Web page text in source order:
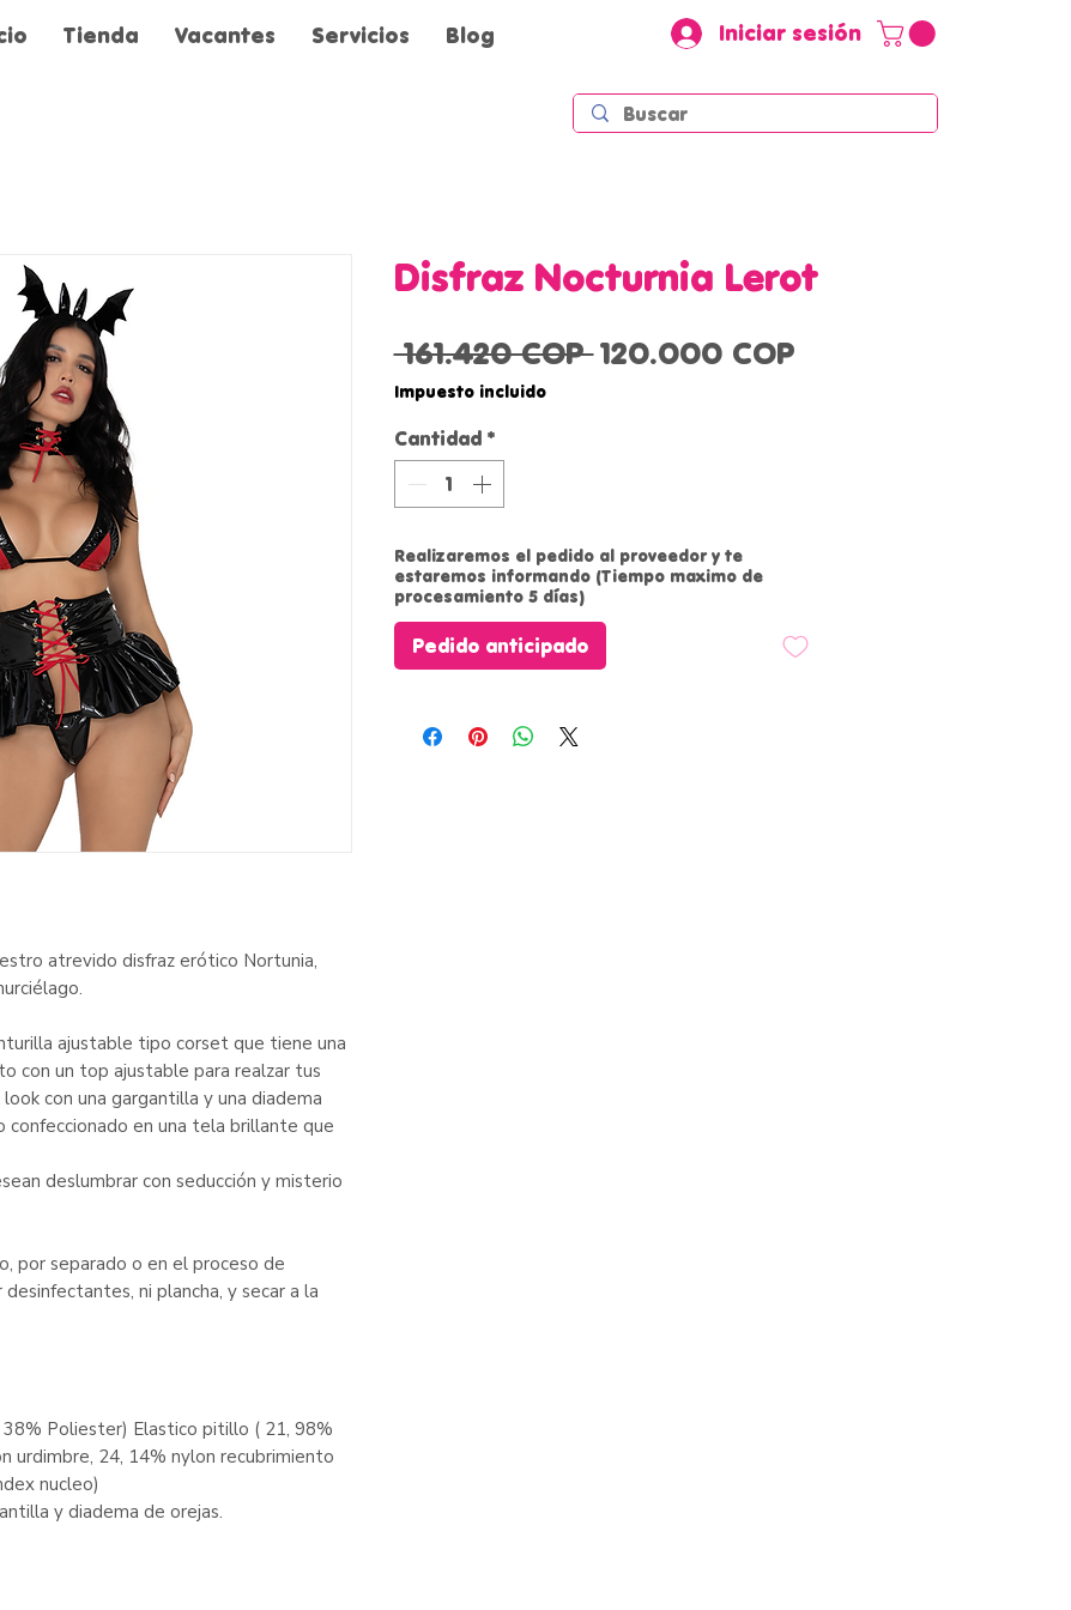
Tienda Vacantes Servicios Blog Iniciar sesión
atrevido disfraz erótico Nortunia,
ajustable tipo corset que tiene una
con un top ajustable para realzar tus
con una gargantilla y una diadema
confeccionado en una tela brillante que
deslumbrar con seducción y misterio
por separado o en el proceso de
ni plancha, y secar a la
Poliester) Elastico pitillo ( 21, 98%
urdimbre, 24, 14% nylon recubrimiento
nucleo)
y diadema de orejas.
Disfraz Nocturnia Lerot
161.420 COP Precio
120.000 COPPrecio
Impuesto incluido
Cantidad *
Realizaremos el pedido al proveedor y te
estaremos informando (Tiempo maximo de
procesamiento 5 días)
Pedido anticipado